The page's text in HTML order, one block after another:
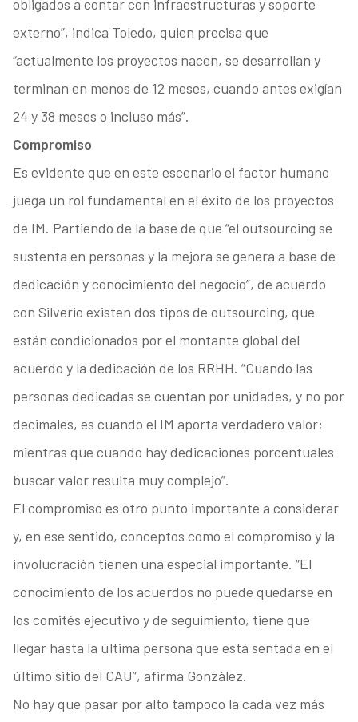
obligados a contar con infraestructuras y soporte
externo”, indica Toledo, quien precisa que
“actualmente los proyectos nacen, se desarrollan y
terminan en menos de 12 meses, cuando antes exigían
24 y 38 meses o incluso más”.
Compromiso
Es evidente que en este escenario el factor humano
juega un rol fundamental en el éxito de los proyectos
de IM. Partiendo de la base de que “el outsourcing se
sustenta en personas y la mejora se genera a base de
dedicación y conocimiento del negocio”, de acuerdo
con Silverio existen dos tipos de outsourcing, que
están condicionados por el montante global del
acuerdo y la dedicación de los RRHH. “Cuando las
personas dedicadas se cuentan por unidades, y no por
decimales, es cuando el IM aporta verdadero valor;
mientras que cuando hay dedicaciones porcentuales
buscar valor resulta muy complejo”.
El compromiso es otro punto importante a considerar
y, en ese sentido, conceptos como el compromiso y la
involucración tienen una especial importante. “El
conocimiento de los acuerdos no puede quedarse en
los comités ejecutivo y de seguimiento, tiene que
llegar hasta la última persona que está sentada en el
último sitio del CAU”, afirma González.
No hay que pasar por alto tampoco la cada vez más